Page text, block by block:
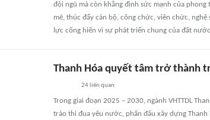
đội ngũ mà còn khẳng định sức mạnh của
mẽ, thúc đẩy cán bộ, công chức, viên chức, nghệ
lực cống hiến vì sự phát triển chung của đất
Thanh Hóa quyết tâm trở thành
24liên quan
Trong giai đoạn 2025 – 2030, ngành VHTTDL
trào thi đua yêu nước, phấn đấu xây dựng Thanh